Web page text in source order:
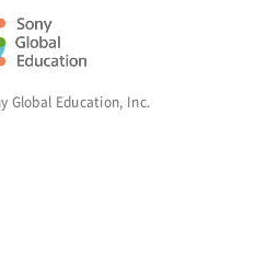
Global Education, Inc.